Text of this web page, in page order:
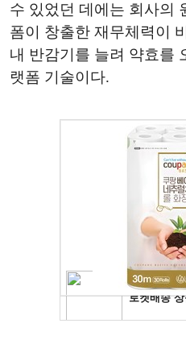
수 있었던 데에는 회사의
폼이 창출한 재무체력이
내 반감기를 늘려 약효를
랫폼 기술이다.